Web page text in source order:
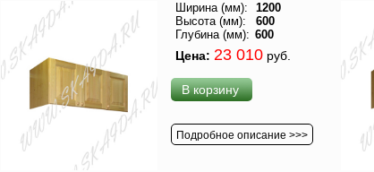
Ширина (мм):
1200
Высота (мм):
600
Глубина (мм): 600
Цена: 23 010руб.
В корзину
Подробное описание >>>